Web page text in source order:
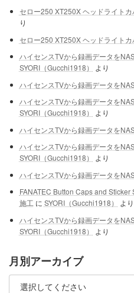
セロー250 XT250X ヘッドライトカ
り
セロー250 XT250X ヘッドライトカ
ハイセンスTVから録画データを
SYORI（Gucchi1918）
より
ハイセンスTVから録画データを
ハイセンスTVから録画データを
SYORI（Gucchi1918）
より
ハイセンスTVから録画データを
ハイセンスTVから録画データを
SYORI（Gucchi1918）
より
ハイセンスTVから録画データを
FANATEC Button Caps and
施工に SYORI（Gucchi1918）
より
ハイセンスTVから録画データを
SYORI（Gucchi1918）
より
月別アーカイブ